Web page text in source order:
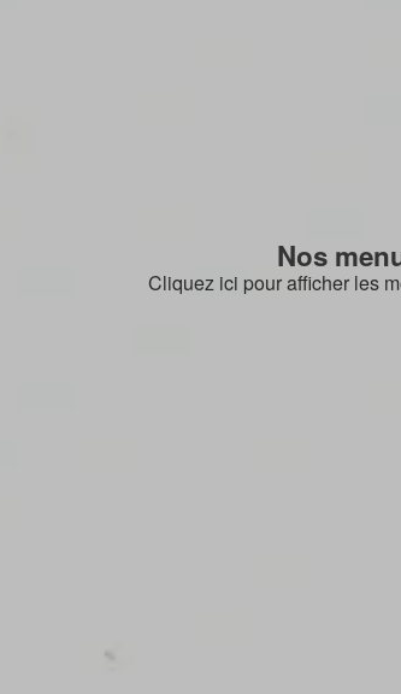
Nos
Cliquez ici pour afficher les